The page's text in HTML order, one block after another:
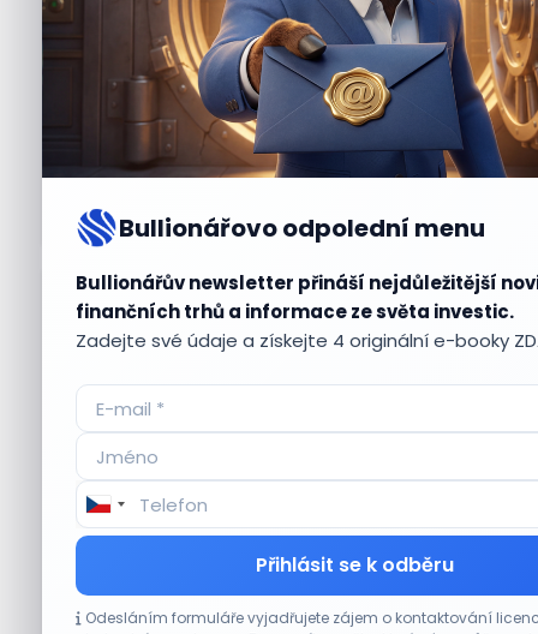
Bullionářovo odpolední menu
Bullionářův newsletter přináší nejdůležitější
finančních trhů a informace ze světa investic.
Zadejte své údaje a získejte 4 originální e-booky
Přihlásit se k odběru
Odesláním formuláře vyjadřujete zájem o kontaktování
Aktuálnípříležitosti
Jalapeňová kauza tlačí akcie Chipotle níž.